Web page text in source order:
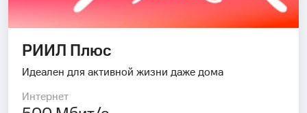
РИИЛ Плюс
Идеален для активной жизни даже дома
Интернет